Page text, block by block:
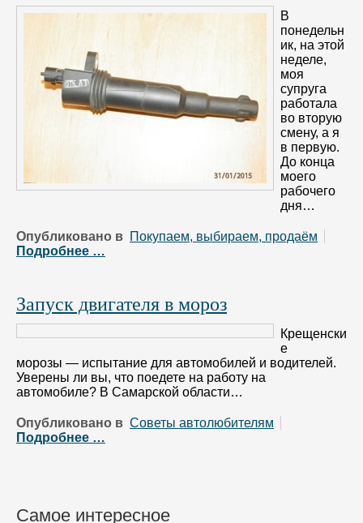
В
понедельн
ик, на этой
неделе,
моя
супруга
работала
во вторую
смену, а я
в первую.
До конца
моего
рабочего
дня…
Опубликовано в Покупаем, выбираем, продаём
Подробнее …
Запуск двигателя в мороз
Крещенски
е
морозы — испытание для автомобилей и водителей.
Уверены ли вы, что поедете на работу на
автомобиле? В Самарской области…
Опубликовано в Советы автолюбителям
Подробнее …
Самое интересное